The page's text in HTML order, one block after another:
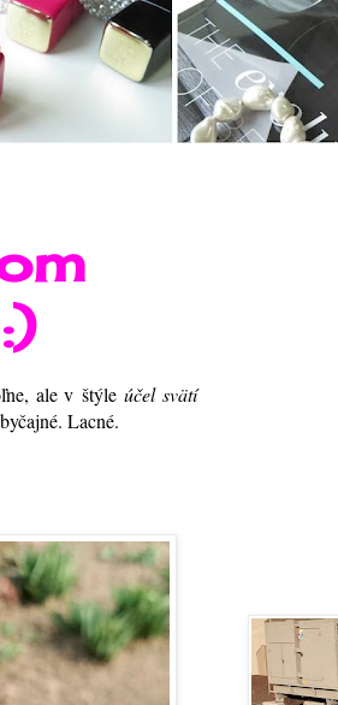
ale v štýleúčel svätí
Lacné.